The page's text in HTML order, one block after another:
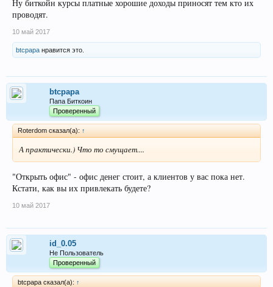
Ну биткойн курсы платные хорошие доходы приносят тем кто их
проводят.
10 май 2017
btcpapa нравится это.
btcpapa
Папа Биткоин
Проверенный
Roterdom сказал(а): ↑
А практически.) Что то смущает....
"Открыть офис" - офис денег стоит, а клиентов у вас пока нет.
Кстати, как вы их привлекать будете?
10 май 2017
id_0.05
Не Пользователь
Проверенный
btcpapa сказал(а): ↑